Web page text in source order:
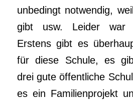
unbedingt notwendig,
gibt usw. Leider war
Erstens gibt es
für diese Schule, es
drei gute öffentliche
es ein Familienprojekt